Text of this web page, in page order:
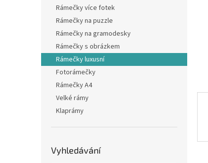
Rámečky více fotek
Rámečky na puzzle
Rámečky na gramodesky
Rámečky s obrázkem
Rámečky luxusní
Fotorámečky
Rámečky A4
Velké rámy
Klaprámy
Vyhledávání